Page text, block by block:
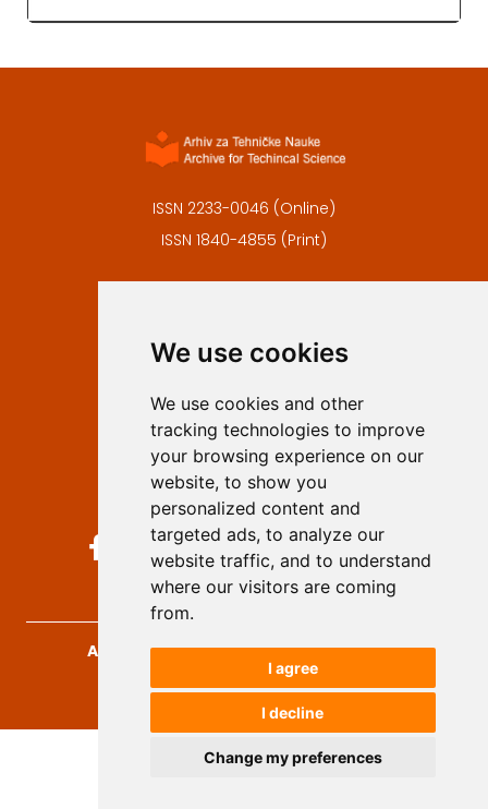
We use cookies
We use cookies and other
tracking technologies to improve
your browsing experience on our
website, to show you
personalized content and
targeted ads, to analyze our
website traffic, and to understand
where our visitors are coming
from.
I agree
I decline
Change my preferences
ISSN 2233-0046 (Online)
ISSN 1840-4855 (Print)
Privacy
Authors
Keywords
Follow us on social media
Archives for Technical Sciences, 2026.
developed byOpus Journal